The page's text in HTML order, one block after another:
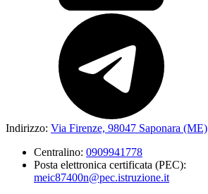
Indirizzo: Via Firenze, 98047 Saponara (ME)
Centralino: 0909941778
Posta elettronica certificata (PEC):
meic87400n@pec.istruzione.it